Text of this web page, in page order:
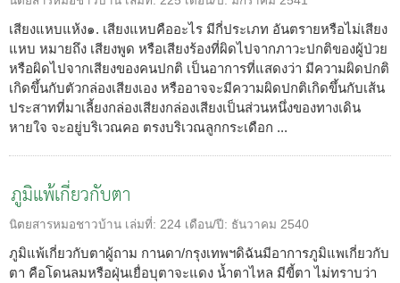
เสียงแหบแห้ง๑. เสียงแหบคืออะไร มีกี่ประเภท อันตรายหรือไม่เสียง
แหบ หมายถึง เสียงพูด หรือเสียงร้องที่ผิดไปจากภาวะปกติของผู้ป่วย
หรือผิดไปจากเสียงของคนปกติ เป็นอาการที่แสดงว่า มีความผิดปกติ
เกิดขึ้นกับตัวกล่องเสียงเอง หรืออาจจะมีความผิดปกติเกิดขึ้นกับเส้น
ประสาทที่มาเลี้ยงกล่องเสียงกล่องเสียงเป็นส่วนหนึ่งของทางเดิน
หายใจ จะอยู่บริเวณคอ ตรงบริเวณลูกกระเดือก ...
ภูมิแพ้เกี่ยวกับตา
นิตยสารหมอชาวบ้าน เล่มที่: 224 เดือน/ปี: ธันวาคม 2540
ภูมิแพ้เกี่ยวกับตาผู้ถาม กานดา/กรุงเทพฯดิฉันมีอาการภูมิแพเกี่ยวกับ
ตา คือโดนลมหรือฝุ่นเยื่อบุตาจะแดง น้ำตาไหล มีขี้ตา ไม่ทราบว่า